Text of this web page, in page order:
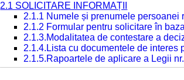
2.1 SOLICITARE INFORMAȚII
2.1.1 Numele și prenumele persoanei
2.1.2 Formular pentru solicitare în
2.1.3.Modalitatea de contestare a
2.1.4.Lista cu documentele de
2.1.5.Rapoartele de aplicare a Legii